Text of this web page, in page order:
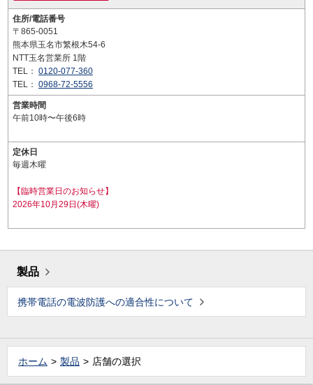
住所/電話番号
〒865-0051
熊本県玉名市繁根木54-6
NTT玉名営業所 1階
TEL： 0120-077-360
TEL： 0968-72-5556
営業時間
午前10時〜午後6時
定休日
毎週木曜
【臨時営業日のお知らせ】
2026年10月29日(木曜)
製品
携帯電話の電波防護への適合性について
ホーム 製品 店舗の選択